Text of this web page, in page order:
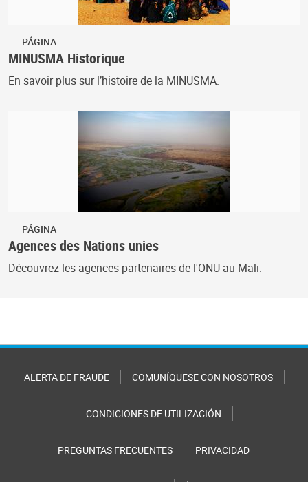
PÁGINA
MINUSMA Historique
En savoir plus sur l’histoire de la MINUSMA.
PÁGINA
Agences des Nations unies
Découvrez les agences partenaires de l'ONU au Mali.
ALERTA DE FRAUDE COMUNÍQUESE CON NOSOTROS
CONDICIONES DE UTILIZACIÓN
PREGUNTAS FRECUENTES PRIVACIDAD